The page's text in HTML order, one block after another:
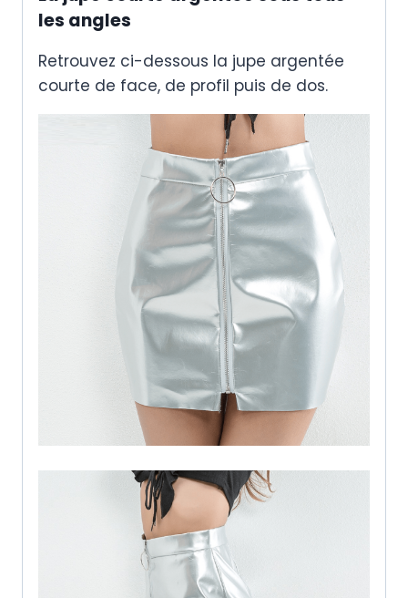
les angles
Retrouvez ci-dessous la jupe argentée
courte de face, de profil puis de dos.